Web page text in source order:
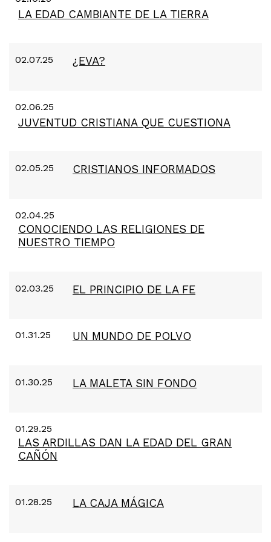
LA EDAD CAMBIANTE DE LA TIERRA
02.07.25 ¿EVA?
02.06.25
JUVENTUD CRISTIANA QUE CUESTIONA
02.05.25 CRISTIANOS INFORMADOS
02.04.25
CONOCIENDO LAS RELIGIONES DE
NUESTRO TIEMPO
02.03.25 EL PRINCIPIO DE LA FE
01.31.25 UN MUNDO DE POLVO
01.30.25 LA MALETA SIN FONDO
01.29.25
LAS ARDILLAS DAN LA EDAD DEL GRAN
CAÑÓN
01.28.25 LA CAJA MÁGICA